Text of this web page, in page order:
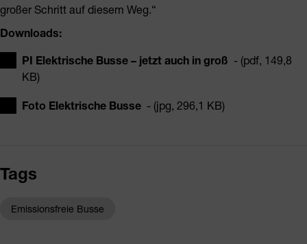
großer Schritt auf diesem Weg.“
Downloads:
PI Elektrische Busse – jetzt auch in groß - (pdf, 149,8
KB)
Foto Elektrische Busse - (jpg, 296,1 KB)
Tags
Emissionsfreie Busse